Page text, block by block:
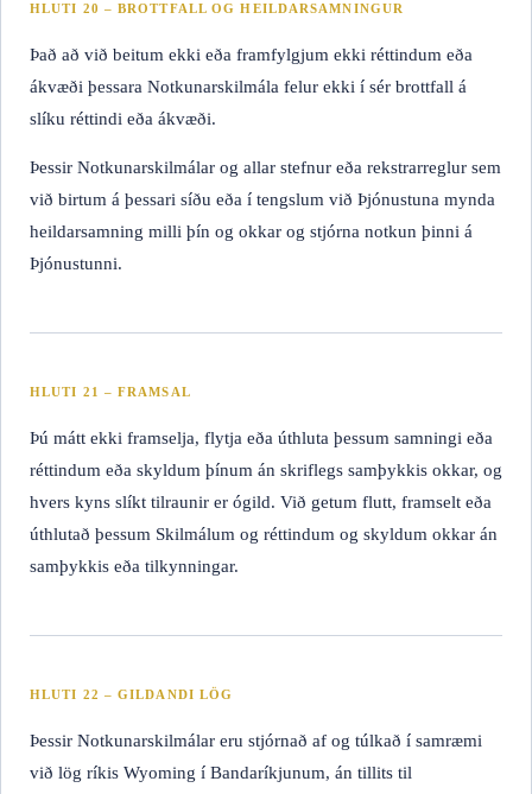
HLUTI 20 – BROTTFALL OG HEILDARSAMNINGUR
Það að við beitum ekki eða framfylgjum ekki réttindum eða
ákvæði þessara Notkunarskilmála felur ekki í sér brottfall á
slíku réttindi eða ákvæði.
Þessir Notkunarskilmálar og allar stefnur eða rekstrarreglur sem
við birtum á þessari síðu eða í tengslum við Þjónustuna mynda
heildarsamning milli þín og okkar og stjórna notkun þinni á
Þjónustunni.
HLUTI 21 – FRAMSAL
Þú mátt ekki framselja, flytja eða úthluta þessum samningi eða
réttindum eða skyldum þínum án skriflegs samþykkis okkar, og
hvers kyns slíkt tilraunir er ógild. Við getum flutt, framselt eða
úthlutað þessum Skilmálum og réttindum og skyldum okkar án
samþykkis eða tilkynningar.
HLUTI 22 – GILDANDI LÖG
Þessir Notkunarskilmálar eru stjórnað af og túlkað í samræmi
við lög ríkis Wyoming í Bandaríkjunum, án tillits til